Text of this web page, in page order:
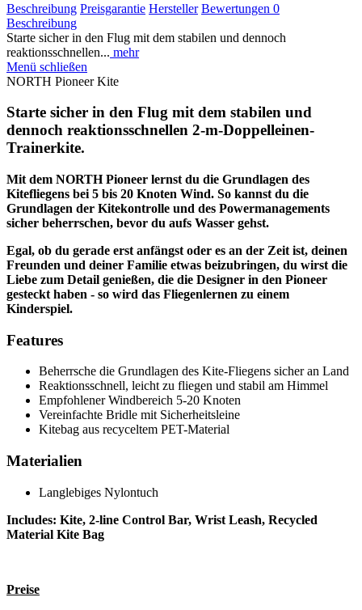
Beschreibung Preisgarantie Hersteller Bewertungen 0
Beschreibung
Starte sicher in den Flug mit dem stabilen und dennoch
reaktionsschnellen... mehr
Menü schließen
NORTH Pioneer Kite
Starte sicher in den Flug mit dem stabilen und
dennoch reaktionsschnellen 2-m-Doppelleinen-
Trainerkite.
Mit dem NORTH Pioneer lernst du die Grundlagen des
Kitefliegens bei 5 bis 20 Knoten Wind. So kannst du die
Grundlagen der Kitekontrolle und des Powermanagements
sicher beherrschen, bevor du aufs Wasser gehst.
Egal, ob du gerade erst anfängst oder es an der Zeit ist, deinen
Freunden und deiner Familie etwas beizubringen, du wirst die
Liebe zum Detail genießen, die die Designer in den Pioneer
gesteckt haben - so wird das Fliegenlernen zu einem
Kinderspiel.
Features
Beherrsche die Grundlagen des Kite-Fliegens sicher an Land
Reaktionsschnell, leicht zu fliegen und stabil am Himmel
Empfohlener Windbereich 5-20 Knoten
Vereinfachte Bridle mit Sicherheitsleine
Kitebag aus recyceltem PET-Material
Materialien
Langlebiges Nylontuch
Includes: Kite, 2-line Control Bar, Wrist Leash, Recycled
Material Kite Bag
Preise